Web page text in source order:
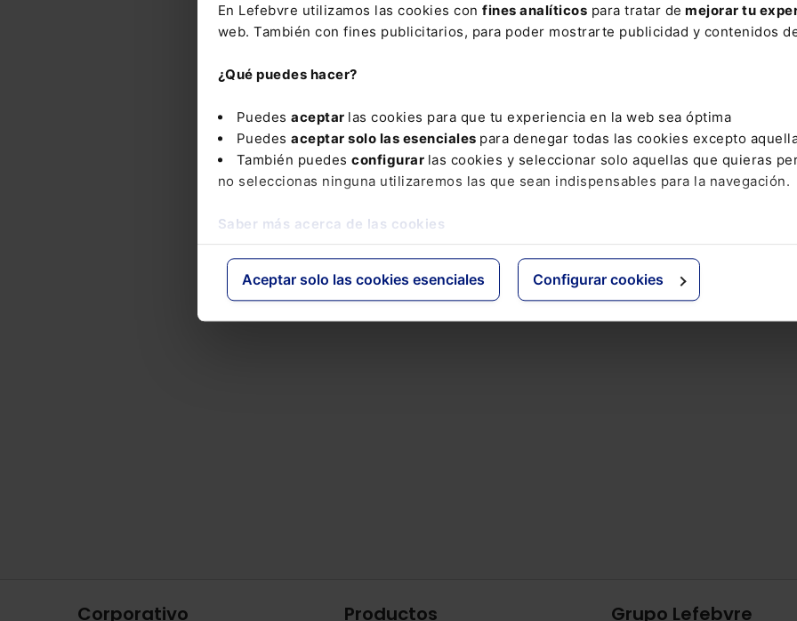
En Lefebvre utilizamos las cookies con fines analíticos para tratar de mejorar tu
web. También con fines publicitarios, para poder mostrarte publicidad y contenidos
¿Qué puedes hacer?
Puedes aceptar las cookies para que tu experiencia en la web sea óptima
Puedes aceptar solo las esenciales para denegar todas las cookies excepto
También puedes configurar las cookies y seleccionar solo aquellas que quieras
no seleccionas ninguna utilizaremos las que sean indispensables para la navegación.
Saber más acerca de las cookies
Aceptar solo las cookies esenciales Configurar cookies
BOIB 26/2024 de 22 de
Febrero de 2024
BOPV 38/2024 de 21 de
Febrero de 2024
Corporativo Productos Grupo Lefebvre